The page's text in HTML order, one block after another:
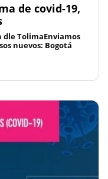
de covid-19,
dle TolimaEnviamos
nuevos: Bogotá